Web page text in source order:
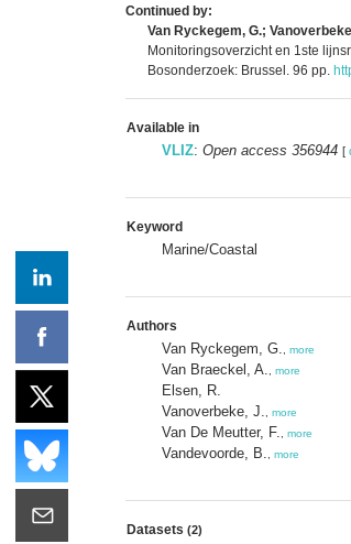
Continued by:
Van Ryckegem, G.;
Monitoringsoverzicht en 1ste
Bosonderzoek: Brussel. 96 pp.
Available in
VLIZ: Open access 356944 [
Keyword
Marine/Coastal
Authors
Van Ryckegem, G. more
Van Braeckel, A. more
Elsen, R.
Vanoverbeke, J.
more
Van De Meutter, F. more
Vandevoorde, B. more
Datasets (2)